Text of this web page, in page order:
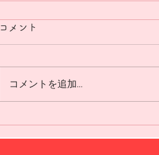
FCDC✖️FDSARRのコラボレ
コメント
コメントを追加…